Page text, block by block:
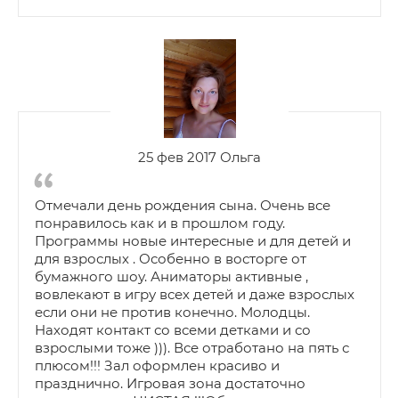
25 фев 2017 Ольга
Отмечали день рождения сына. Очень все
понравилось как и в прошлом году.
Программы новые интересные и для детей и
для взрослых . Особенно в восторге от
бумажного шоу. Аниматоры активные ,
вовлекают в игру всех детей и даже взрослых
если они не против конечно. Молодцы.
Находят контакт со всеми детками и со
взрослыми тоже ))). Все отработано на пять с
плюсом!!! Зал оформлен красиво и
празднично. Игровая зона достаточно